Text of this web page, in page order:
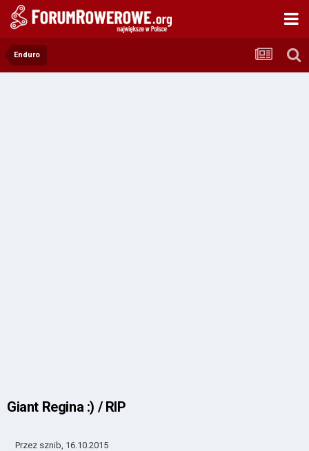
Enduro
Giant Regina :) / RIP
Przez sznib, 16.10.2015